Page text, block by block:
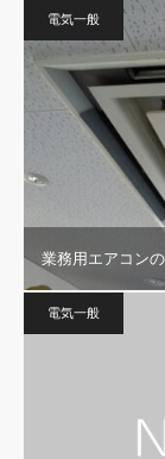
電気一般
業務用エアコン
電気一般